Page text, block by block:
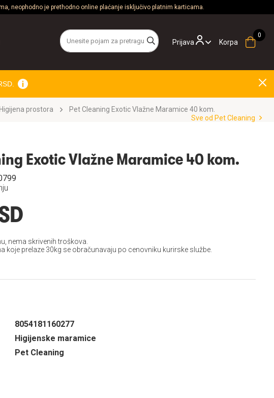
neophodno je prethodno online plaćanje isključivo platnim karticama.
Prijava Korpa
Higijena prostora
Pet Cleaning Exotic Vlažne Maramice 40 kom.
Sve od Pet Cleaning
Exotic Vlažne Maramice 40 kom.
nema skrivenih troškova.
koje prelaze 30kg se obračunavaju po cenovniku kurirske službe.
8054181160277
Higijenske maramice
Pet Cleaning